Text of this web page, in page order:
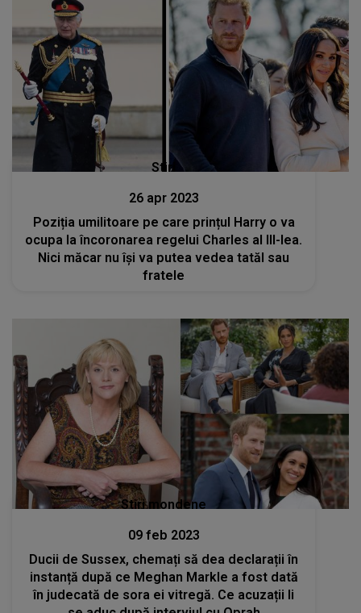
Stiri
26 apr 2023
Poziția umilitoare pe care prințul Harry o va
ocupa la încoronarea regelui Charles al III-lea.
Nici măcar nu își va putea vedea tatăl sau
fratele
Stiri mondene
09 feb 2023
Ducii de Sussex, chemați să dea declarații în
instanță după ce Meghan Markle a fost dată
în judecată de sora ei vitregă. Ce acuzații li